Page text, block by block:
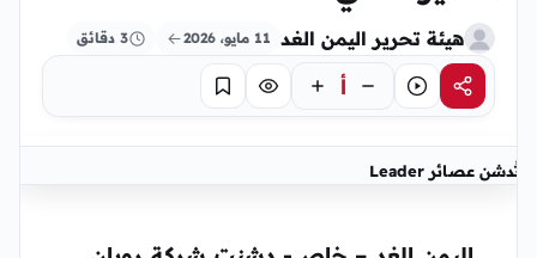
هيئة تحرير اليمن الغد 11 مايو، 2026 3 دقائق
مشاركةاستماع أ تركيز حفظ
تُدشن عصائر Leader